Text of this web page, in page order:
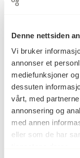
Denne nettsiden
Vi bruker
annonser et
mediefunksjoner
dessuten
vårt, med
annonsering og
med annen
eller som de har
Postboks 6994
St. Olavs plass
0130 Oslo
post@koro.no